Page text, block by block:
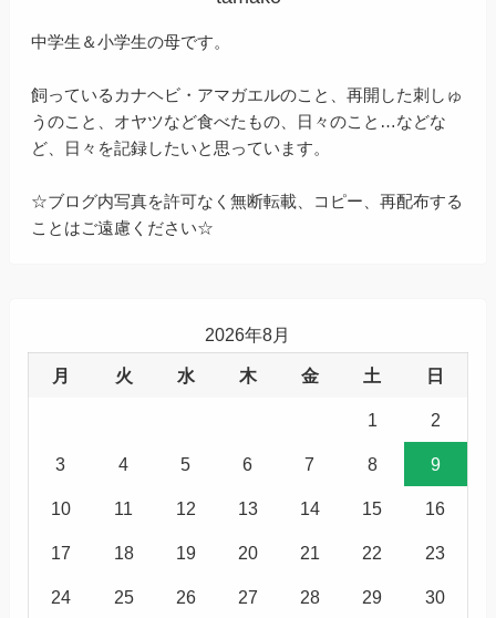
中学生＆小学生の母です。
飼っているカナヘビ・アマガエルのこと、再開した刺しゅ
うのこと、オヤツなど食べたもの、日々のこと…などな
ど、日々を記録したいと思っています。
☆ブログ内写真を許可なく無断転載、コピー、再配布する
ことはご遠慮ください☆
2026年8月
月 火 水 木 金 土 日
1 2
3 4 5 6 7 8 9
10 11 12 13 14 15 16
17 18 19 20 21 22 23
24 25 26 27 28 29 30